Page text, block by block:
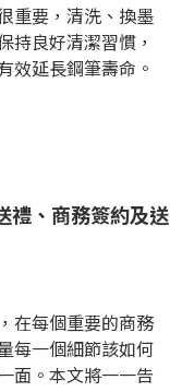
重要，清洗、換墨
持良好清潔習慣，
效延長鋼筆壽命。
、商務簽約及送
在每個重要的商務
每一個細節該如何
面。本文將一一告